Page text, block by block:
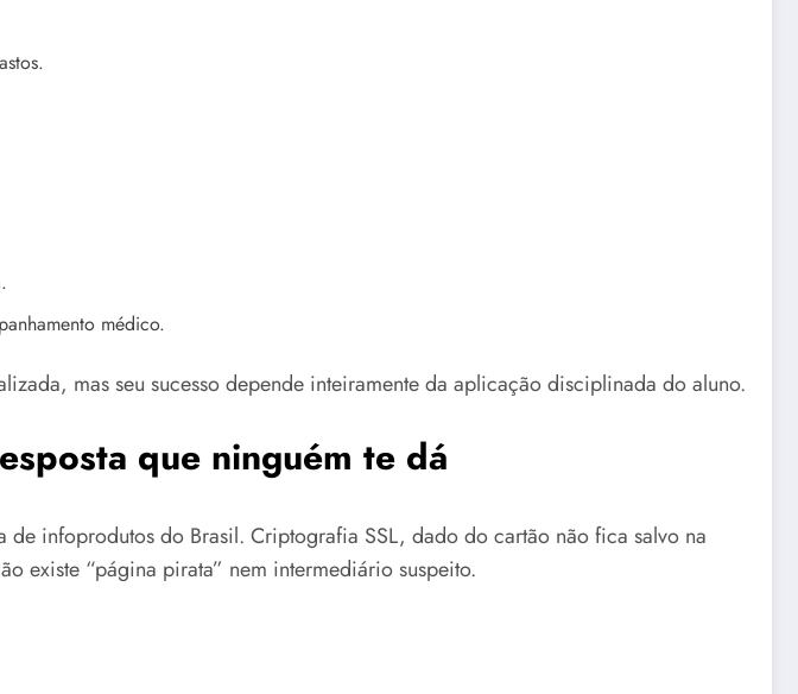
médico.
mas seu sucesso depende inteiramente da aplicação disciplinada do aluno.
que ninguém te dá
infoprodutos do Brasil. Criptografia SSL, dado do cartão não fica salvo na
existe “página pirata” nem intermediário suspeito.